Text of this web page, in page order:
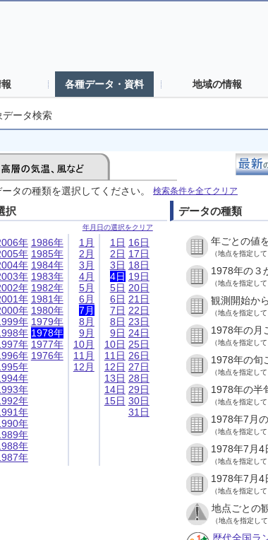
各種データ・資料 地域の情報
データ検索
タの種類を選択してください。 検索条件を全てクリア
択
年月日の選択をクリア
年
年
年
年
年
年
年
年
年
年
年
年
年
年
年
年
年
年
年
年
1986年
1985年
1984年
1983年
1982年
1981年
1980年
1979年
1978年
1977年
1976年
1月
2月
3月
4月
5月
6月
7月
8月
9月
10月
11月
12月
1日
2日
3日
4日
5日
6日
7日
8日
9日
10日
11日
12日
13日
14日
15日
16日
17日
18日
19日
20日
21日
22日
23日
24日
25日
26日
27日
28日
29日
30日
31日
データの種類
年ごとの値
（地点を指定して
1978年の３
（地点を指定して
観測開始か
（地点を指定して
1978年の月
（地点を指定して
1978年の旬
（地点を指定して
1978年の半
（地点を指定して
1978年7月
（地点を指定して
1978年7月4
（地点を指定して
1978年7月4
（地点を指定して
地点ごとの
（地点を指定し